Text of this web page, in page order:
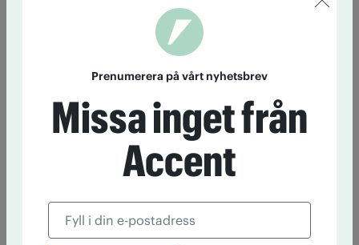
Prenumerera på vårt nyhetsbrev
Missa inget från
Accent